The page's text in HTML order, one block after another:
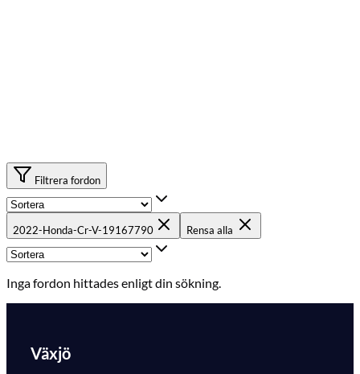
Filtrera fordon
2022-Honda-Cr-V-19167790 Rensa alla
Inga fordon hittades enligt din sökning.
Växjö